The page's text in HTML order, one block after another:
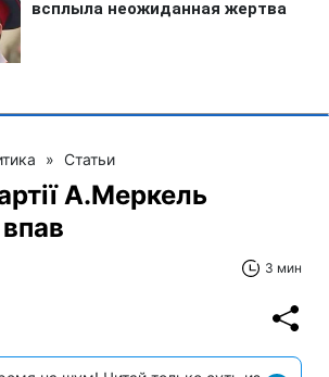
» Статьи
А.Меркель
3 мин